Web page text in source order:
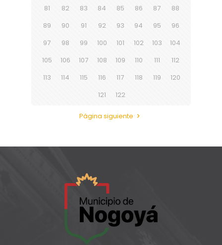
81
82 83 84 85 86 87
88
89
90 91 92 93 94 95
96
97
98 99 100 101 102 103
104
105
106 107 108 109 110 111
112
113
114 115 116 117 118 119
120
121
122
Página siguiente